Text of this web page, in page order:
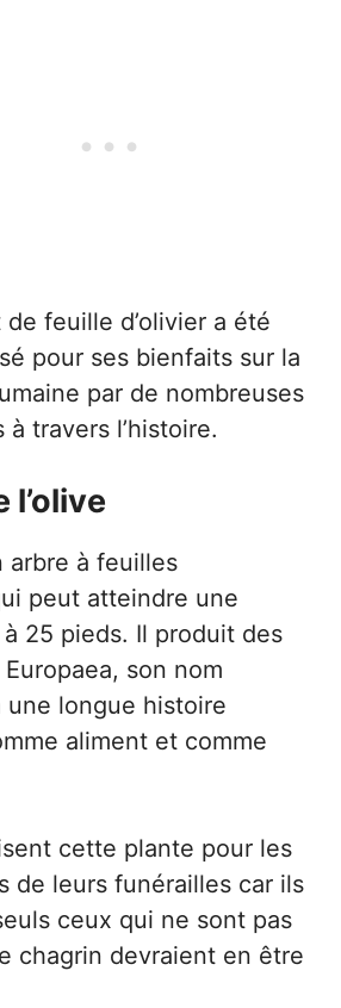
de feuille d’olivier a été
pour ses bienfaits sur la
par de nombreuses
à travers l’histoire.
l’olive
arbre à feuilles
peut atteindre une
25 pieds. Il produit des
son nom
longue histoire
aliment et comme
cette plante pour les
de leurs funérailles car ils
ceux qui ne sont pas
chagrin devraient en être